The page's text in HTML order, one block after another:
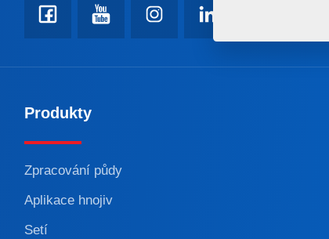
Produkty
Zpracování půdy
Aplikace hnojiv
Setí